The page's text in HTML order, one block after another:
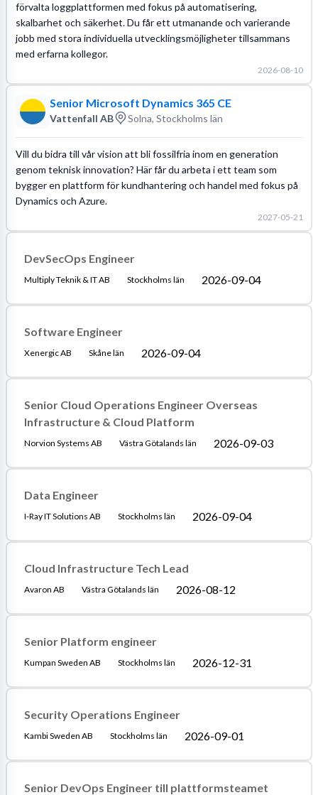
förvalta loggplattformen med fokus på automatisering,
skalbarhet och säkerhet. Du får ett utmanande och varierande
jobb med stora individuella utvecklingsmöjligheter tillsammans
med erfarna kollegor.
2026-08-10
Senior Microsoft Dynamics 365 CE
Vattenfall AB Solna, Stockholms län
Vill du bidra till vår vision att bli fossilfria inom en generation
genom teknisk innovation? Här får du arbeta i ett team som
bygger en plattform för kundhantering och handel med fokus på
Dynamics och Azure.
2027-05-21
DevSecOps Engineer
Multiply Teknik & IT AB Stockholms län 2026-09-04
Software Engineer
Xenergic AB Skåne län 2026-09-04
Senior Cloud Operations Engineer Overseas
Infrastructure & Cloud Platform
Norvion Systems AB Västra Götalands län 2026-09-03
Data Engineer
I-Ray IT Solutions AB Stockholms län 2026-09-04
Cloud Infrastructure Tech Lead
Avaron AB Västra Götalands län 2026-08-12
Senior Platform engineer
Kumpan Sweden AB Stockholms län 2026-12-31
Security Operations Engineer
Kambi Sweden AB Stockholms län 2026-09-01
Senior DevOps Engineer till plattformsteamet